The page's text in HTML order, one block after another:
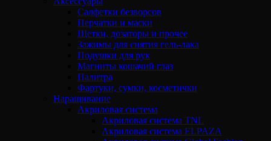
Салфетки безворсов
Перчатки и маски
Щетки, дозаторы и прочее
Зажимы для снятия гель-лака
Подушки для рук
Магниты кошачий глаз
Палитра
Фартуки, сумки, косметички
Наращивание
Акриловая система
Акриловая система TNL
Акриловая система ELPAZA